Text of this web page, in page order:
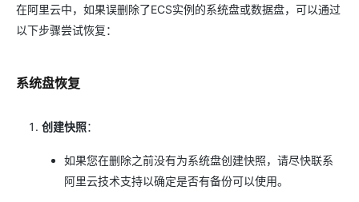
在阿里云中，如果误删除了ECS实例的系统盘或数据盘，可以通过
以下步骤尝试恢复：
系统盘恢复
创建快照：
如果您在删除之前没有为系统盘创建快照，请尽快联系
阿里云技术支持以确定是否有备份可以使用。